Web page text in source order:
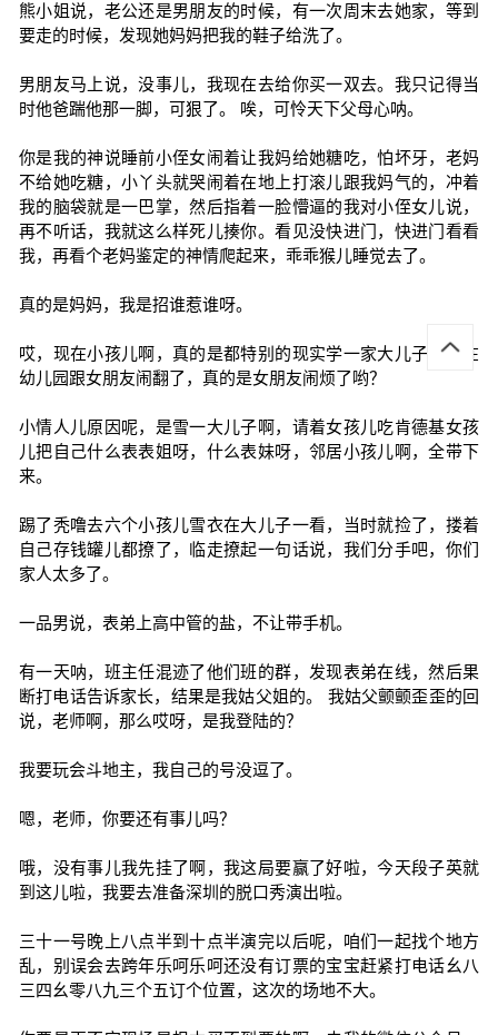
熊小姐说，老公还是男朋友的时候，有一次周末去她家，等到
要走的时候，发现她妈妈把我的鞋子给洗了。
男朋友马上说，没事儿，我现在去给你买一双去。我只记得当
时他爸踹他那一脚，可狠了。 唉，可怜天下父母心呐。
你是我的神说睡前小侄女闹着让我妈给她糖吃，怕坏牙，老妈
不给她吃糖，小丫头就哭闹着在地上打滚儿跟我妈气的，冲着
我的脑袋就是一巴掌，然后指着一脸懵逼的我对小侄女儿说，
再不听话，我就这么样死儿揍你。看见没快进门，快进门看看
我，再看个老妈鉴定的神情爬起来，乖乖猴儿睡觉去了。
真的是妈妈，我是招谁惹谁呀。
哎，现在小孩儿啊，真的是都特别的现实学一家大儿子吧，在
幼儿园跟女朋友闹翻了，真的是女朋友闹烦了哟？
小情人儿原因呢，是雪一大儿子啊，请着女孩儿吃肯德基女孩
儿把自己什么表表姐呀，什么表妹呀，邻居小孩儿啊，全带下
来。
踢了秃噜去六个小孩儿雪衣在大儿子一看，当时就捡了，搂着
自己存钱罐儿都撩了，临走撩起一句话说，我们分手吧，你们
家人太多了。
一品男说，表弟上高中管的盐，不让带手机。
有一天呐，班主任混迹了他们班的群，发现表弟在线，然后果
断打电话告诉家长，结果是我姑父姐的。 我姑父颤颤歪歪的回
说，老师啊，那么哎呀，是我登陆的？
我要玩会斗地主，我自己的号没逗了。
嗯，老师，你要还有事儿吗？
哦，没有事儿我先挂了啊，我这局要赢了好啦，今天段子英就
到这儿啦，我要去准备深圳的脱口秀演出啦。
三十一号晚上八点半到十点半演完以后呢，咱们一起找个地方
乱，别误会去跨年乐呵乐呵还没有订票的宝宝赶紧打电话幺八
三四幺零八九三个五订个位置，这次的场地不大。